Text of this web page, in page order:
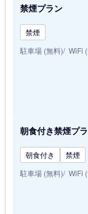
禁煙プラン
禁煙
駐車場 (無料) WiFi
朝食付き禁煙プ
朝食付き
禁煙
駐車場 (無料) WiFi